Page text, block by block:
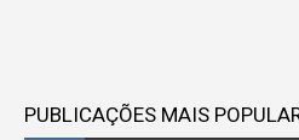
PUBLICAÇÕES MAIS